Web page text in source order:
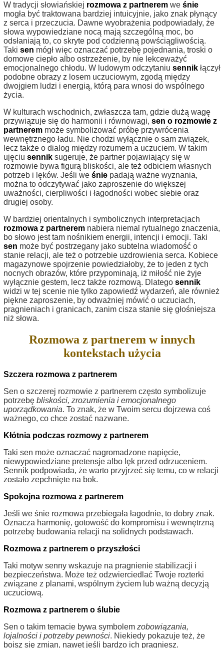
W tradycji słowiańskiej rozmowa z partnerem we śnie
mogła być traktowana bardziej intuicyjnie, jako znak płynący
z serca i przeczucia. Dawne wyobrażenia podpowiadały, że
słowa wypowiedziane nocą mają szczególną moc, bo
odsłaniają to, co skryte pod codzienną powściągliwością.
Taki sen mógł więc oznaczać potrzebę pojednania, troski o
domowe ciepło albo ostrzeżenie, by nie lekceważyć
emocjonalnego chłodu. W ludowym odczytaniu sennik łączył
podobne obrazy z losem uczuciowym, zgodą między
dwojgiem ludzi i energią, którą para wnosi do wspólnego
życia.
W kulturach wschodnich, zwłaszcza tam, gdzie dużą wagę
przywiązuje się do harmonii i równowagi, sen o rozmowie z
partnerem może symbolizować próbę przywrócenia
wewnętrznego ładu. Nie chodzi wyłącznie o sam związek,
lecz także o dialog między rozumem a uczuciem. W takim
ujęciu sennik sugeruje, że partner pojawiający się w
rozmowie bywa figurą bliskości, ale też odbiciem własnych
potrzeb i lęków. Jeśli we śnie padają ważne wyznania,
można to odczytywać jako zaproszenie do większej
uważności, cierpliwości i łagodności wobec siebie oraz
drugiej osoby.
W bardziej orientalnych i symbolicznych interpretacjach
rozmowa z partnerem nabiera niemal rytualnego znaczenia,
bo słowo jest tam nośnikiem energii, intencji i emocji. Taki
sen może być postrzegany jako subtelna wiadomość o
stanie relacji, ale też o potrzebie uzdrowienia serca. Kobiece
magazynowe spojrzenie powiedziałoby, że to jeden z tych
nocnych obrazów, które przypominają, iż miłość nie żyje
wyłącznie gestem, lecz także rozmową. Dlatego sennik
widzi w tej scenie nie tylko zapowiedź wydarzeń, ale również
piękne zaproszenie, by odważniej mówić o uczuciach,
pragnieniach i granicach, zanim cisza stanie się głośniejsza
niż słowa.
Rozmowa z partnerem w innych
kontekstach użycia
Szczera rozmowa z partnerem
Sen o szczerej rozmowie z partnerem często symbolizuje
potrzebę bliskości, zrozumienia i emocjonalnego
uporządkowania. To znak, że w Twoim sercu dojrzewa coś
ważnego, co chce zostać nazwane.
Kłótnia podczas rozmowy z partnerem
Taki sen może oznaczać nagromadzone napięcie,
niewypowiedziane pretensje albo lęk przed odrzuceniem.
Sennik podpowiada, że warto przyjrzeć się temu, co w relacji
zostało zepchnięte na bok.
Spokojna rozmowa z partnerem
Jeśli we śnie rozmowa przebiegała łagodnie, to dobry znak.
Oznacza harmonię, gotowość do kompromisu i wewnętrzną
potrzebę budowania relacji na solidnych podstawach.
Rozmowa z partnerem o przyszłości
Taki motyw senny wskazuje na pragnienie stabilizacji i
bezpieczeństwa. Może też odzwierciedlać Twoje rozterki
związane z planami, wspólnym życiem lub ważną decyzją
uczuciową.
Rozmowa z partnerem o ślubie
Sen o takim temacie bywa symbolem zobowiązania,
lojalności i potrzeby pewności. Niekiedy pokazuje też, że
boisz się zmian, nawet jeśli bardzo ich pragniesz.